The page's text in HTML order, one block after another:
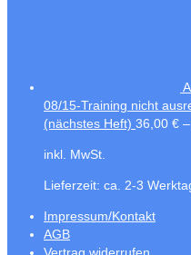
08/15-Training nicht
(nächstes Heft) 36,00 € –
inkl. MwSt.
Lieferzeit: ca. 2-3
Impressum/Kontakt
AGB